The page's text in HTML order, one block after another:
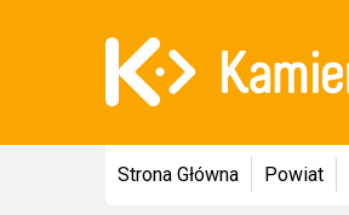
Strona Główna Powiat